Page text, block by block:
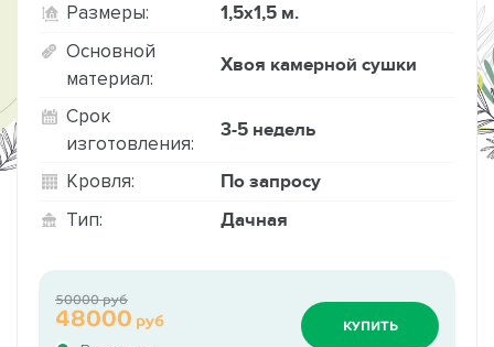
Размеры: 1,5х1,5 м.
Основной
материал:
Хвоя камерной сушки
Срок
изготовления:
3-5 недель
Кровля: По запросу
Тип: Дачная
48000 руб
50000 руб
КУПИТЬ